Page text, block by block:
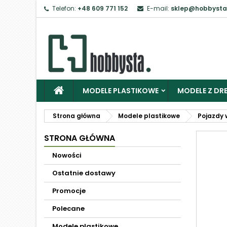
Telefon: +48 609 771 152 E-mail:
MODELE PLASTIKOWE MODELE Z
Strona główna Modele plastikowe Pojazdy
STRONA GŁÓWNA
Nowości
Ostatnie dostawy
Promocje
Polecane